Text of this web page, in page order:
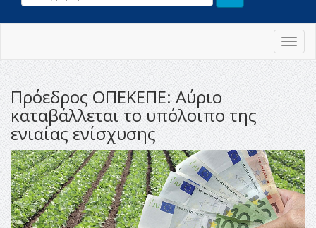
Πρόεδρος ΟΠΕΚΕΠΕ: Αύριο
καταβάλλεται το υπόλοιπο της
ενιαίας ενίσχυσης